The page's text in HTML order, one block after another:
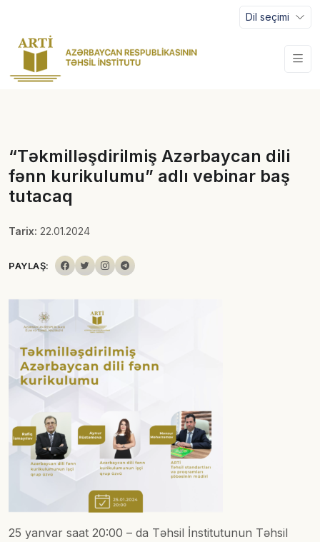
Dil seçimi
“Təkmilləşdirilmiş Azərbaycan dili
fənn kurikulumu” adlı vebinar baş
tutacaq
Tarix: 22.01.2024
PAYLAŞ:
25 yanvar saat 20:00 – da Təhsil İnstitutunun Təhsil